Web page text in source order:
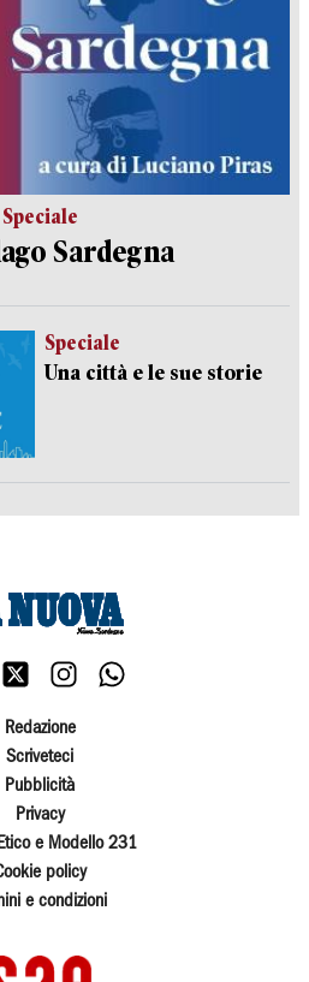
Speciale
Sardegna
Speciale
Una città e le sue storie
Redazione
Scriveteci
Pubblicità
Privacy
e Modello 231
policy
e condizioni